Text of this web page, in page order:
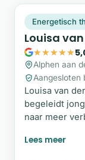
Snel
Energetisch
Louisa
Alphen aan
Aangesloten
Louisa van
begeleidt
naar meer
vastgelopen